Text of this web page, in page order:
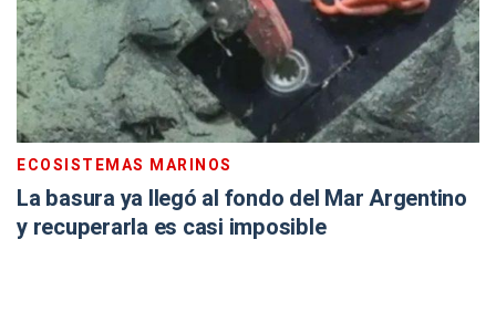
ECOSISTEMAS MARINOS
La basura ya llegó al fondo del Mar Argentino
y recuperarla es casi imposible